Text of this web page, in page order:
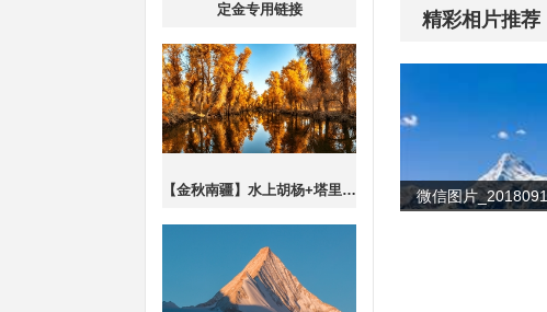
定金专用链接
【金秋南疆】水上胡杨+塔里木胡杨林+沙漠公路+泽普金胡杨+罗布人村寨+喀什古城休闲7日游（2-6人/车）
精彩相片推荐